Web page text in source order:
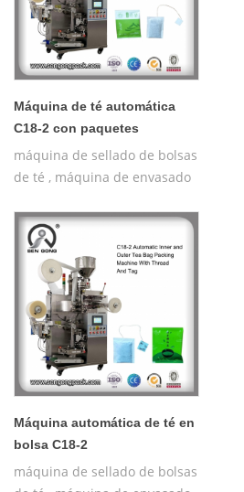
Máquina de té automática
C18-2 con paquetes
máquina de sellado de bolsas
de té , máquina de envasado
Máquina automática de té en
bolsa C18-2
máquina de sellado de bolsas